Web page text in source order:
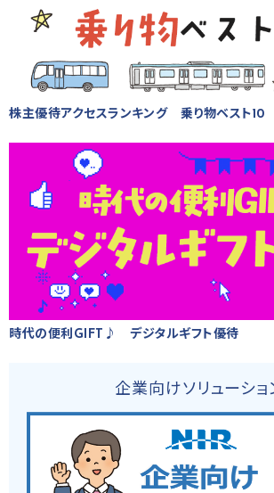
株主優待アクセスランキング 乗り物ベスト10
時代の便利GIFT♪ デジタルギフト優待
企業向けソリューショ